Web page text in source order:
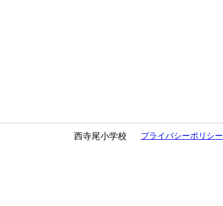
西寺尾小学校 プライバシーポリシー